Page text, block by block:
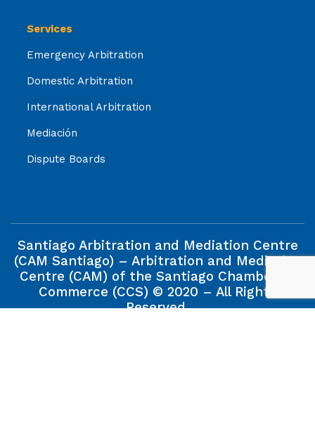
Services
Emergency Arbitration
Domestic Arbitration
International Arbitration
Mediación
Dispute Boards
Santiago Arbitration and Mediation Centre
(CAM Santiago) – Arbitration and Mediation
Centre (CAM) of the Santiago Chamber of
Commerce (CCS) © 2020 – All Rights
Reserved.